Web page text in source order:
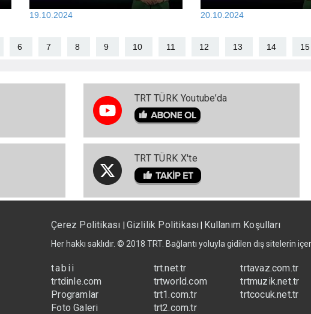
19.10.2024 20.10.2024
6 7 8 9 10 11 12 13 14 15
TRT TÜRK Youtube’da
TRT TÜRK X'te
Çerez Politikası Gizlilik Politikası Kullanım Koşulları
Her hakkı saklıdır. © 2018 TRT. Bağlantı yoluyla gidilen dış sitelerin
tabii
trtdinle.com
Programlar
Foto Galeri
trt.net.tr
trtworld.com
trt1.com.tr
trt2.com.tr
trtavaz.com.tr
trtmuzik.net.tr
trtcocuk.net.tr